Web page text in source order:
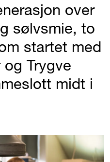
over
sølvsmie, to
startet med
Trygve
midt i